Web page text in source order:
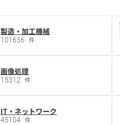
製造・加工機械
101656 件
画像処理
15312 件
IT・ネットワーク
45104 件